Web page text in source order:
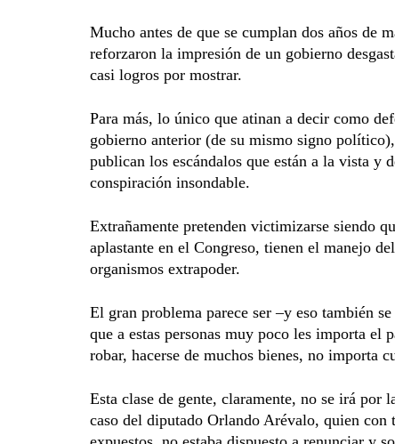
Mucho antes de que se cumplan dos años de
reforzaron la impresión de un gobierno
casi logros por mostrar.
Para más, lo único que atinan a decir como
gobierno anterior (de su mismo signo
publican los escándalos que están a la vista y
conspiración insondable.
Extrañamente pretenden victimizarse siendo
aplastante en el Congreso, tienen el manejo
organismos extrapoder.
El gran problema parece ser –y eso también
que a estas personas muy poco les importa el
robar, hacerse de muchos bienes, no importa
Esta clase de gente, claramente, no se irá por
caso del diputado Orlando Arévalo, quien con